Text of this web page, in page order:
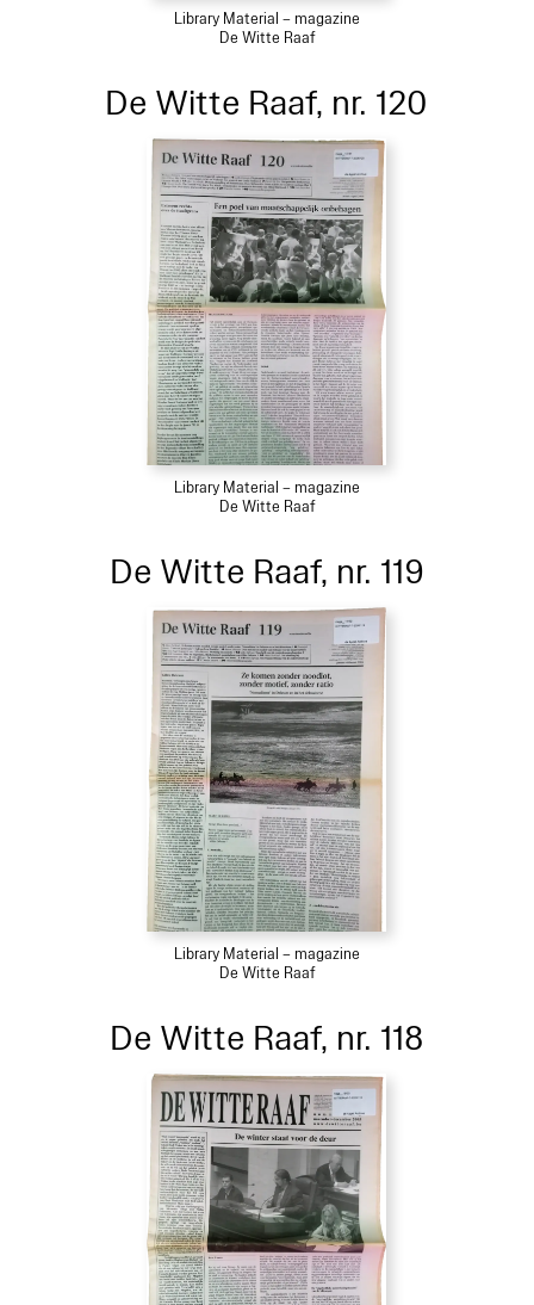
Library Material – magazine
De Witte Raaf
De Witte Raaf, nr. 120
Library Material – magazine
De Witte Raaf
De Witte Raaf, nr. 119
Library Material – magazine
De Witte Raaf
De Witte Raaf, nr. 118